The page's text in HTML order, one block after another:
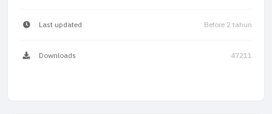
Last updated Before 2 tahun
Downloads 47211